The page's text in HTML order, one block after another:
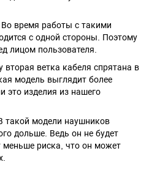
время работы с такими
с одной стороны. Поэтому
лицом пользователя.
вторая ветка кабеля спрятана в
модель выглядит более
это изделия из нашего
такой модели наушников
дольше. Ведь он не будет
меньше риска, что он может